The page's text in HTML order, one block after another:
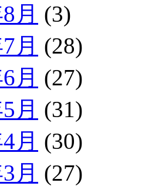
月 (3)
月 (28)
月 (27)
月 (31)
月 (30)
月 (27)